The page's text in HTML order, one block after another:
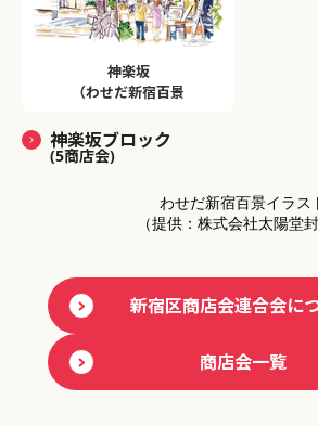
神楽坂
（わせだ新宿百景
神楽坂ブロック
(5商店会)
わせだ新宿百景イラス
（提供：株式会社太陽堂封
新宿区商店会連合会に
商店会一覧